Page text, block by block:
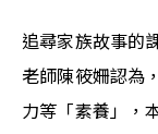
追尋家族故事的
老師陳筱姍認為
力等「素養」，